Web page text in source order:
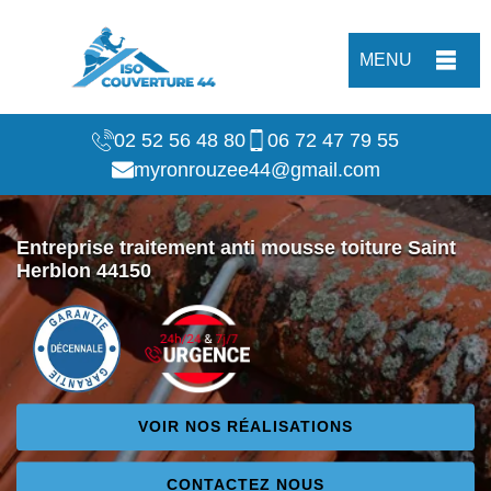
MENU
02 52 56 48 80
06 72 47 79 55
myronrouzee44@gmail.com
Entreprise traitement anti mousse toiture Saint
Herblon 44150
VOIR NOS RÉALISATIONS
CONTACTEZ NOUS